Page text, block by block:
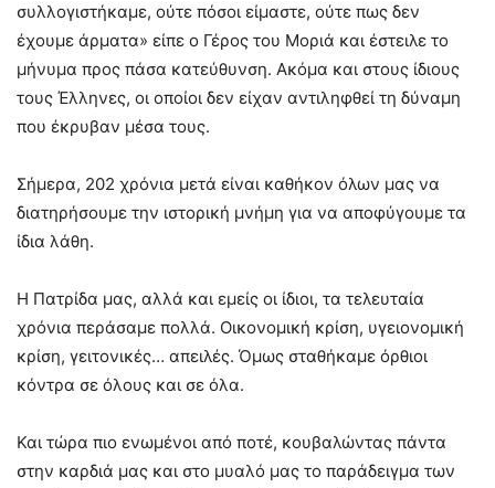
συλλογιστήκαμε, ούτε πόσοι είμαστε, ούτε πως δεν
έχουμε άρματα» είπε ο Γέρος του Μοριά και έστειλε το
μήνυμα προς πάσα κατεύθυνση. Ακόμα και στους ίδιους
τους Έλληνες, οι οποίοι δεν είχαν αντιληφθεί τη δύναμη
που έκρυβαν μέσα τους.
Σήμερα, 202 χρόνια μετά είναι καθήκον όλων μας να
διατηρήσουμε την ιστορική μνήμη για να αποφύγουμε τα
ίδια λάθη.
Η Πατρίδα μας, αλλά και εμείς οι ίδιοι, τα τελευταία
χρόνια περάσαμε πολλά. Οικονομική κρίση, υγειονομική
κρίση, γειτονικές… απειλές. Όμως σταθήκαμε όρθιοι
κόντρα σε όλους και σε όλα.
Και τώρα πιο ενωμένοι από ποτέ, κουβαλώντας πάντα
στην καρδιά μας και στο μυαλό μας το παράδειγμα των